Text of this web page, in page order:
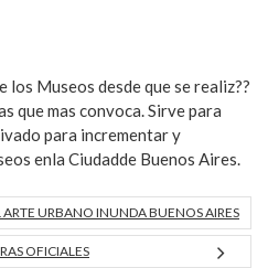
los Museos desde que se realiz??
que mas convoca. Sirve para
para incrementar y
enla Ciudadde Buenos Aires.
ARTE URBANO INUNDA BUENOS AIRES
OFICIALES